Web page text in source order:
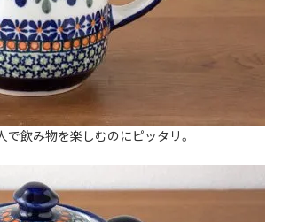
飲み物を楽しむのにピッタリ。